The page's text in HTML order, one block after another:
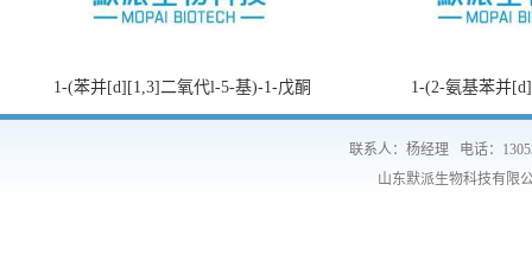
1-(苯并[d][1,3]二氧代l-5-基)-1-戊酮 1-(2-氨基苯并
联系人：杨经理 电话：
山东默派生物科技有限